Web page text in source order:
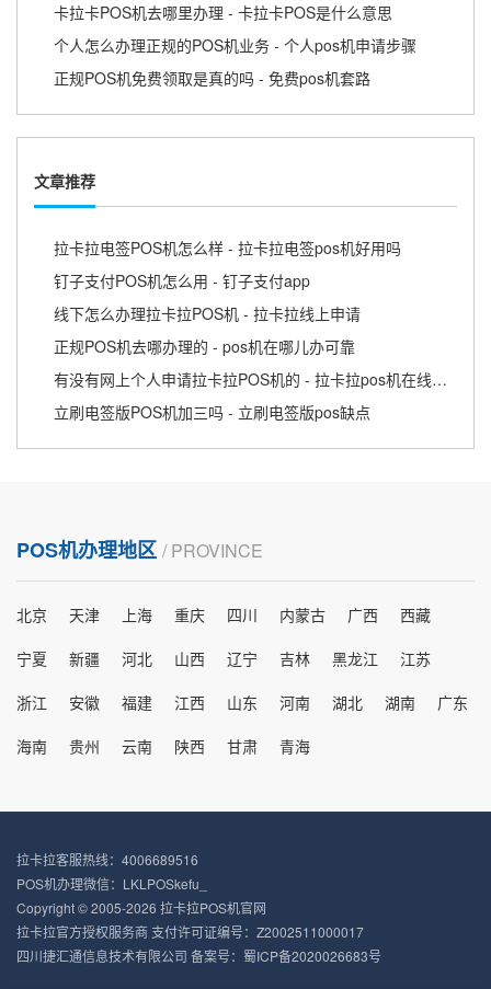
卡拉卡POS机去哪里办理 - 卡拉卡POS是什么意思
个人怎么办理正规的POS机业务 - 个人pos机申请步骤
正规POS机免费领取是真的吗 - 免费pos机套路
文章推荐
拉卡拉电签POS机怎么样 - 拉卡拉电签pos机好用吗
钉子支付POS机怎么用 - 钉子支付app
线下怎么办理拉卡拉POS机 - 拉卡拉线上申请
正规POS机去哪办理的 - pos机在哪儿办可靠
有没有网上个人申请拉卡拉POS机的 - 拉卡拉pos机在线申请
立刷电签版POS机加三吗 - 立刷电签版pos缺点
POS机办理地区 / PROVINCE
北京 天津 上海 重庆 四川 内蒙古 广西
西藏
宁夏
新疆 河北 山西 辽宁 吉林 黑龙江
江苏
浙江
安徽 福建 江西 山东 河南 湖北 湖南
广东
海南
贵州 云南 陕西 甘肃 青海
拉卡拉客服热线：4006689516
POS机办理微信：LKLPOSkefu_
Copyright © 2005-2026 拉卡拉POS机官网
拉卡拉官方授权服务商 支付许可证编号：Z2002511000017
四川捷汇通信息技术有限公司 备案号： 蜀ICP备2020026683号